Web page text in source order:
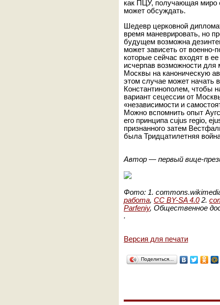
как ПЦУ, получающая миро
может обсуждать.
Шедевр церковной
время маневрировать, но
будущем возможна
может зависеть от военно-
которые сейчас входят в
исчерпав возможности для
Москвы на каноническую
этом случае может начать
Константинополем, чтобы
вариант сецессии от
«независимости и
Можно вспомнить опыт
его принципа cujus regio,
признанного затем
была Тридцатилетняя
Автор — первый вице-
Фото: 1.
работа, CC BY-SA 4.0 2.
Parfeniy, Общественное
.
Версия для печати
Поделиться…